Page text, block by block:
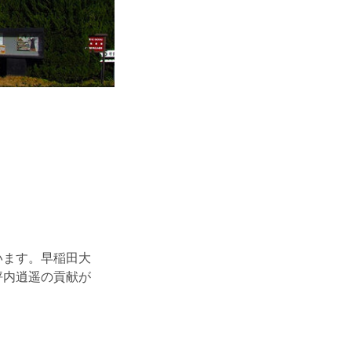
す。早稲田大
逍遥の貢献が